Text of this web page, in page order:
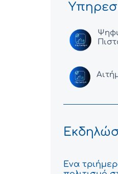
Ένα